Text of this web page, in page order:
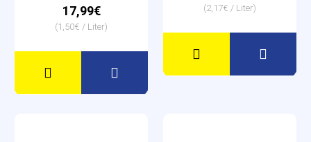
17,99€
(1,50€ / Liter)
(2,17€ / Liter)